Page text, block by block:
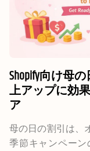
Shopify向け母
上アップに効
ア
母の日の割引は、
季節キャンペーン